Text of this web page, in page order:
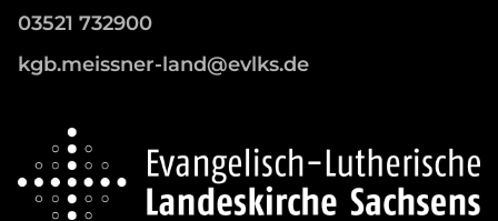
03521 732900
kgb.meissner-land@evlks.de